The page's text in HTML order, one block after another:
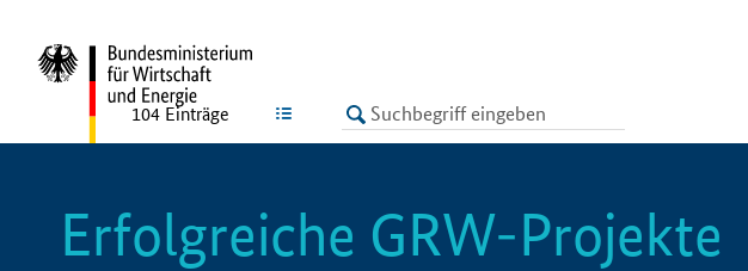
LISTE
104 Einträge
Erfolgreiche GRW-Projekte